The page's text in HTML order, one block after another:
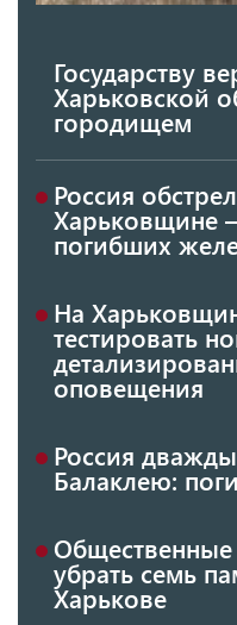
Государству
Харьковской
городищем
Россия
Харьковщине
погибших
На
тестировать
оповещения
Россия
Балаклею:
Общественные
убрать семь
Харькове